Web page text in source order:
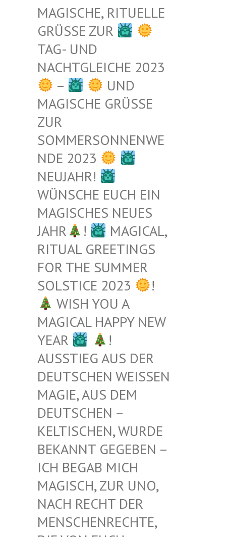
MAGISCHE, RITUELLE
GRÜSSE ZUR
TAG- UND
NACHTGLEICHE 2023
–
UND
MAGISCHE GRÜSSE Z
UR S
OMMERSONNENWEN
DE 2023
NEUJAHR!
WÜNSCHE EUCH EIN
MAGISCHES NEUES
JAHR
!
MAGICAL,
RITUAL GREETINGS
FOR THE SUMMER
SOLSTICE 2023
!
WISH YOU A
MAGICAL HAPPY NEW
YEAR
!
AUSSTIEG AUS DER
DEUTSCHEN WEISSEN M
AGIE, AUS DEM D
EUTSCHEN – K
ELTISCHEN, WURDE B
EKANNT GEGEBEN – I
CH BEGAB MICH M
AGISCH, ZUR UNO, N
ACH RECHT DER M
ENSCHENRECHTE, D